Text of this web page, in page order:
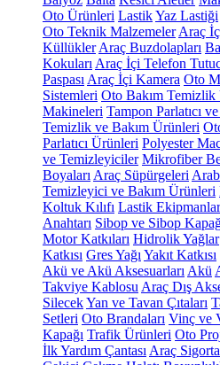
Oto Ürünleri LastikYaz Lastiği
Oto Teknik Malzemeler Araç
Küllükler Araç Buzdolapları
Kokuları Araç İçi Telefon
Paspası Araç İçi Kamera Oto
Sistemleri Oto Bakım Temizlik
Makineleri Tampon Parlatıcı
Temizlik ve Bakım Ürünleri
Parlatıcı Ürünleri Polyester
ve Temizleyiciler Mikrofiber
Boyaları Araç Süpürgeleri
Temizleyici ve Bakım Ürünleri
Koltuk Kılıfı Lastik
Anahtarı Sibop ve Sibop
Motor Katkıları Hidrolik Yağlar
Katkısı Gres Yağı Yakıt Katkısı
Akü ve Akü Aksesuarları Akü
Takviye Kablosu Araç Dış
SilecekYan ve Tavan Çıtaları
Setleri Oto Brandaları Vinç ve
Kapağı Trafik Ürünleri Oto
İlk Yardım Çantası Araç